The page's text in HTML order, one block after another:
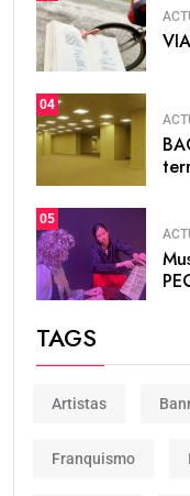
04
05
TAGS
Artistas
Franquismo